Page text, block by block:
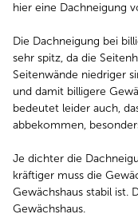
hier eine Dachneigung
Die Dachneigung bei
sehr spitz, da die
Seitenwände niedriger
und damit billigere
bedeutet leider auch,
abbekommen,
Je dichter die
kräftiger muss die
Gewächshaus stabil ist.
Gewächshaus.